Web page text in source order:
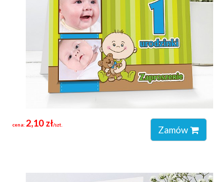
cena: 2,10 zł/szt. Zamów